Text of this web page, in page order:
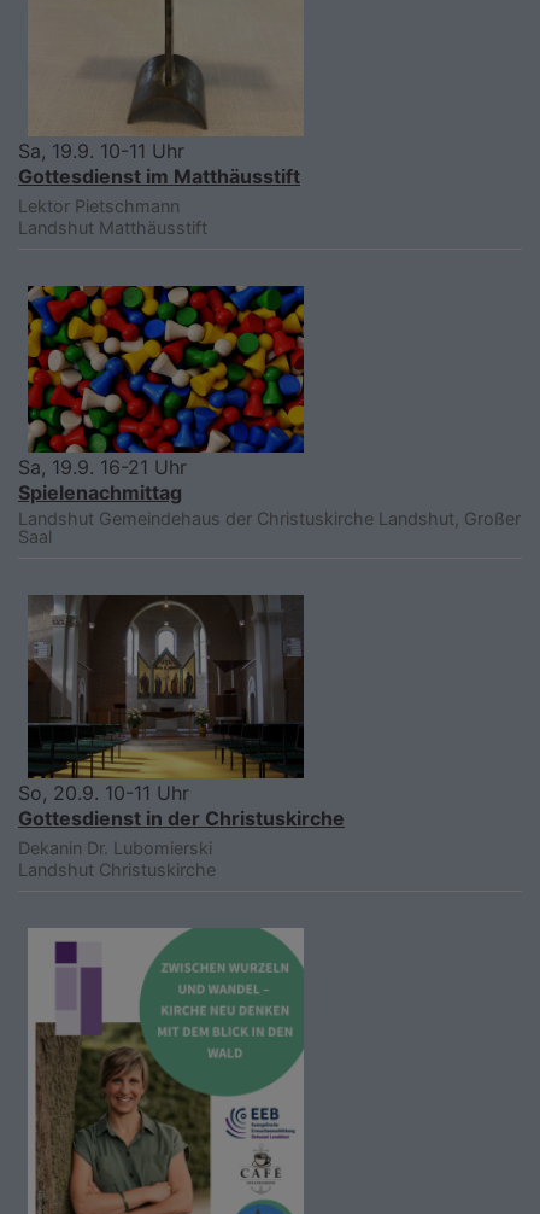
Sa, 19.9. 10-11 Uhr
Gottesdienst im Matthäusstift
Lektor Pietschmann
Landshut Matthäusstift
Sa, 19.9. 16-21 Uhr
Spielenachmittag
Landshut Gemeindehaus der Christuskirche Landshut, Großer
Saal
So, 20.9. 10-11 Uhr
Gottesdienst in der Christuskirche
Dekanin Dr. Lubomierski
Landshut Christuskirche